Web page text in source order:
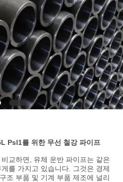
Psl1를 위한 무선 철강 파이프
교하면, 유체 운반 파이프는 같은
를 가지고 있습니다. 그것은 경제
조 부품 및 기계 부품 제조에 널리